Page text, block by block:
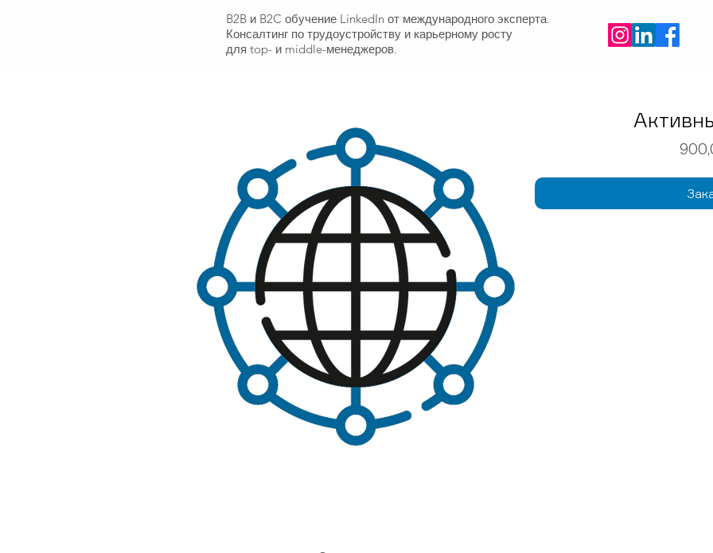
B2B и B2C обучение LinkedIn от международного эксперта.
Консалтинг по трудоустройству и карьерному росту
для top- и middle-менеджеров.